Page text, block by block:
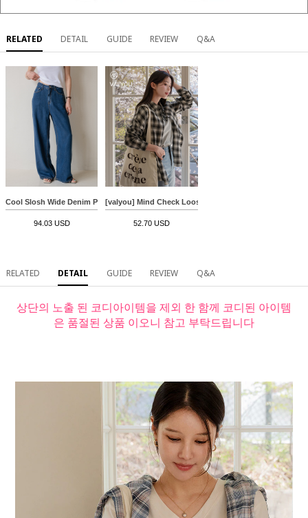
RELATED DETAIL GUIDE REVIEW Q&A
Cool Slosh Wide Denim Pants
94.03 USD
[valyou] Mind Check Loose Shirt
52.70 USD
RELATED DETAIL GUIDE REVIEW Q&A
상단의 노출 된 코디아이템을 제외 한 함께 코디된 아이템
은 품절된 상품 이오니 참고 부탁드립니다